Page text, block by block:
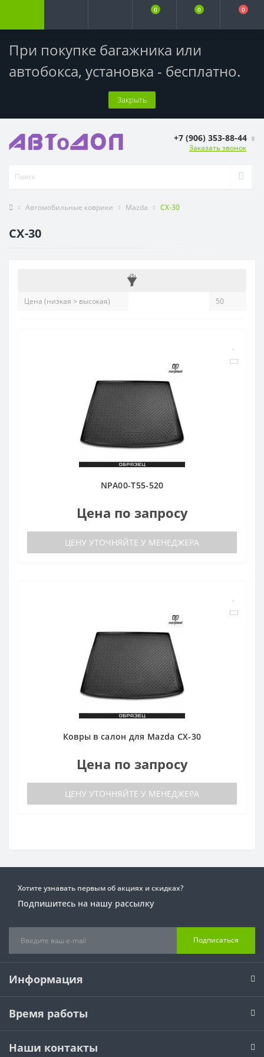
При покупке багажника или
автобокса, установка - бесплатно.
Закрыть
0 0 0
+7 (906) 353-88-44
Заказать звонок
Автомобильные коврики Mazda CX-30
CX-30
NPA00-T55-520
Цена по запросу
ЦЕНУ УТОЧНЯЙТЕ У МЕНЕДЖЕРА
Ковры в салон для Mazda CX-30
Цена по запросу
ЦЕНУ УТОЧНЯЙТЕ У МЕНЕДЖЕРА
Хотите узнавать первым об акциях и скидках?
Подпишитесь на нашу рассылку
Подписаться
Информация
Время работы
Наши контакты